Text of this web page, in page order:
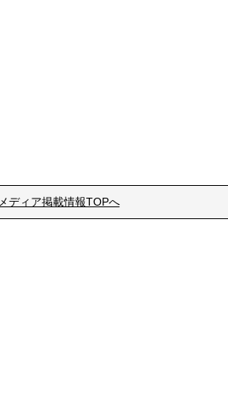
メディア掲載情報TOPへ